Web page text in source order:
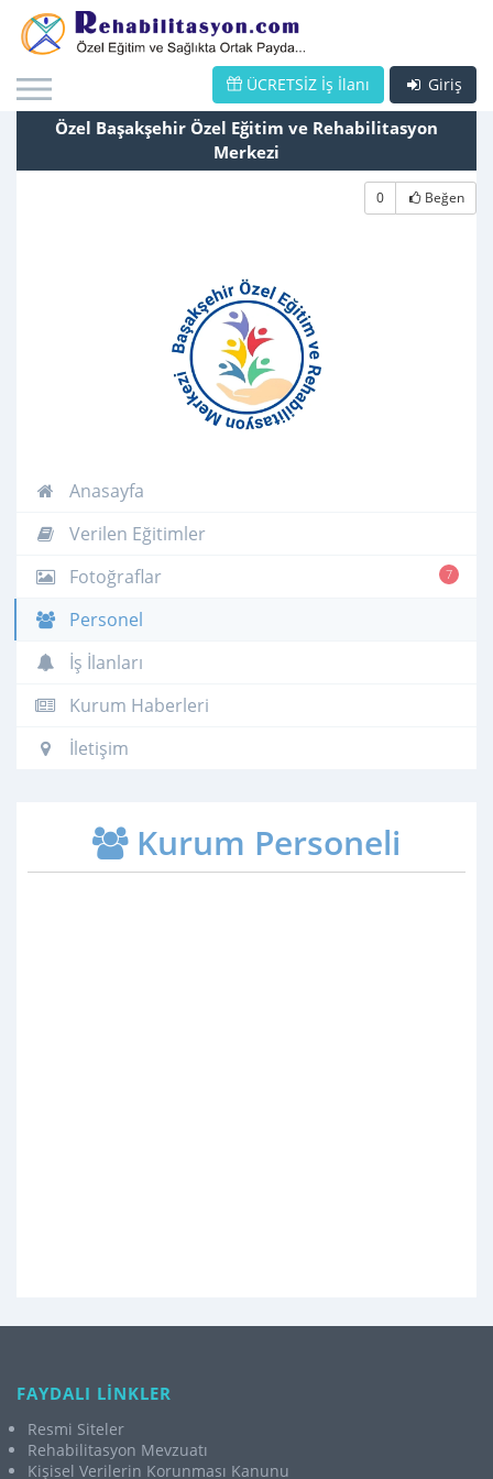
Giriş
ÜCRETSİZ İş İlanı
Özel Başakşehir Özel Eğitim ve Rehabilitasyon
Merkezi
0 Beğen
Anasayfa
Verilen Eğitimler
7
Fotoğraflar
Personel
İş İlanları
Kurum Haberleri
İletişim
Kurum Personeli
FAYDALI LİNKLER
Resmi Siteler
Rehabilitasyon Mevzuatı
Kişisel Verilerin Korunması Kanunu